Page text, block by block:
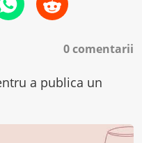
0 comentarii
a publica un